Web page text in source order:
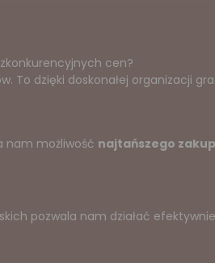
cen?
To dzięki doskonałej organizacji
nam możliwość najtańszego
pozwala nam działać